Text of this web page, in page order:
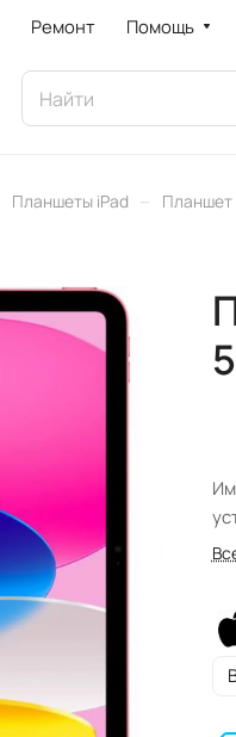
Ремонт Помощь
Планшеты iPad – Планшет